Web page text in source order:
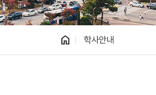
home 학사안내